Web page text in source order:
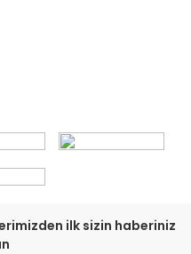
ilk sizin haberiniz